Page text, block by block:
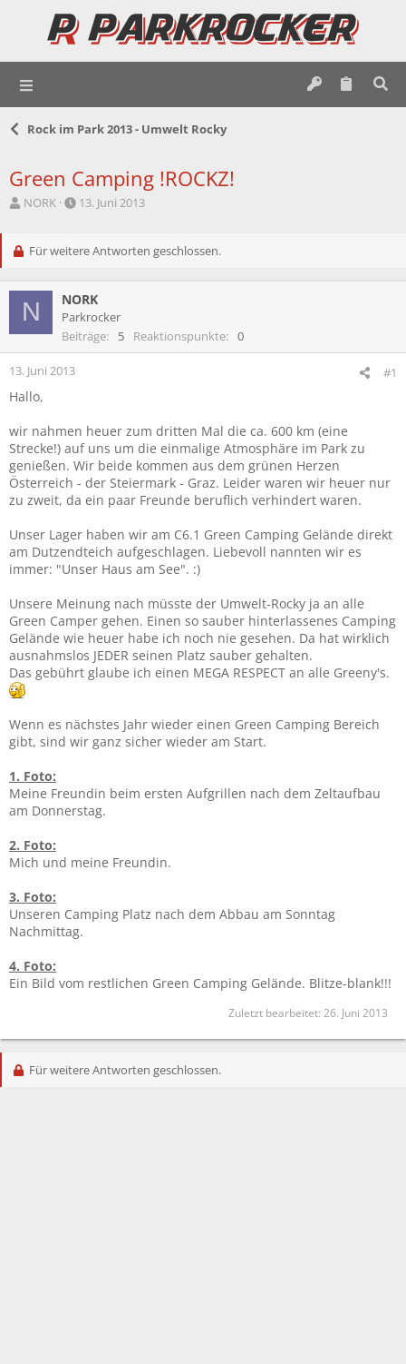
Rock im Park 2013 - Umwelt Rocky
Green Camping !ROCKZ!
E
t
l
r
NORK
E
t
l
t
a
m
13. Juni 2013
Für weitere Antworten geschlossen.
N NORK
Parkrocker
Beiträge
5 Reaktionspunkte 0
13. Juni 2013 #1
Hallo,
wir nahmen heuer zum dritten Mal die ca. 600 km (eine
Strecke!) auf uns um die einmalige Atmosphäre im Park zu
genießen. Wir beide kommen aus dem grünen Herzen
Österreich - der Steiermark - Graz. Leider waren wir heuer nur
zu zweit, da ein paar Freunde beruflich verhindert waren.
Unser Lager haben wir am C6.1 Green Camping Gelände direkt
am Dutzendteich aufgeschlagen. Liebevoll nannten wir es
immer: "Unser Haus am See". :)
Unsere Meinung nach müsste der Umwelt-Rocky ja an alle
Green Camper gehen. Einen so sauber hinterlassenes Camping
Gelände wie heuer habe ich noch nie gesehen. Da hat wirklich
ausnahmslos JEDER seinen Platz sauber gehalten.
Das gebührt glaube ich einen MEGA RESPECT an alle Greeny's.
Wenn es nächstes Jahr wieder einen Green Camping Bereich
gibt, sind wir ganz sicher wieder am Start.
1. Foto:
Meine Freundin beim ersten Aufgrillen nach dem Zeltaufbau
am Donnerstag.
2. Foto:
Mich und meine Freundin.
3. Foto:
Unseren Camping Platz nach dem Abbau am Sonntag
Nachmittag.
4. Foto:
Ein Bild vom restlichen Green Camping Gelände. Blitze-blank!!!
Zuletzt bearbeitet: 26. Juni 2013
Für weitere Antworten geschlossen.